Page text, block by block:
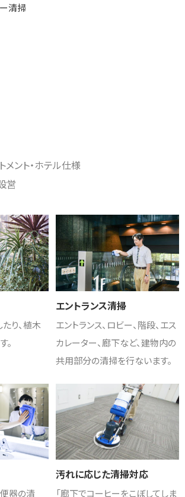
清掃
メント・ホテル仕様
営
り、植木
。
エントランス清掃
エントランス、ロビー、階段、エス
カレーター、廊下など、建物内の
共用部分の清掃を行ないます。
器の清
汚れに応じた清掃対応
「廊下でコーヒーをこぼしてしま